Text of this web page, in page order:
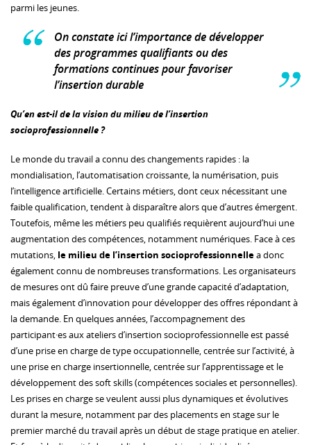
parmi les jeunes.
On constate ici l’importance de développer
des programmes qualifiants ou des
formations continues pour favoriser
l’insertion durable
Qu’en est-il de la vision du milieu de l’insertion
socioprofessionnelle ?
Le monde du travail a connu des changements rapides : la
mondialisation, l’automatisation croissante, la numérisation, puis
l’intelligence artificielle. Certains métiers, dont ceux nécessitant une
faible qualification, tendent à disparaître alors que d’autres émergent.
Toutefois, même les métiers peu qualifiés requièrent aujourd’hui une
augmentation des compétences, notamment numériques. Face à ces
mutations, le milieu de l’insertion socioprofessionnellea donc
également connu de nombreuses transformations. Les organisateurs
de mesures ont dû faire preuve d’une grande capacité d’adaptation,
mais également d’innovation pour développer des offres répondant à
la demande. En quelques années, l’accompagnement des
participant·es aux ateliers d’insertion socioprofessionnelle est passé
d’une prise en charge de type occupationnelle, centrée sur l’activité, à
une prise en charge insertionnelle, centrée sur l’apprentissage et le
développement des soft skills (compétences sociales et personnelles).
Les prises en charge se veulent aussi plus dynamiques et évolutives
durant la mesure, notamment par des placements en stage sur le
premier marché du travail après un début de stage pratique en atelier.